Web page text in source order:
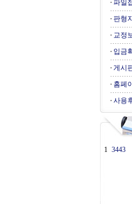
파일
판형
교정
입금
게시
홈페
사용
1 3443